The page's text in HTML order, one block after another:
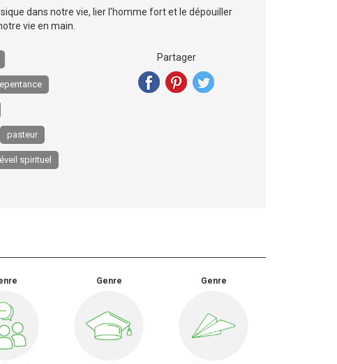
dans notre vie, lier l'homme fort et le dépouiller
vie en main.
pasteur
spirituel
Partager
Genre Genre